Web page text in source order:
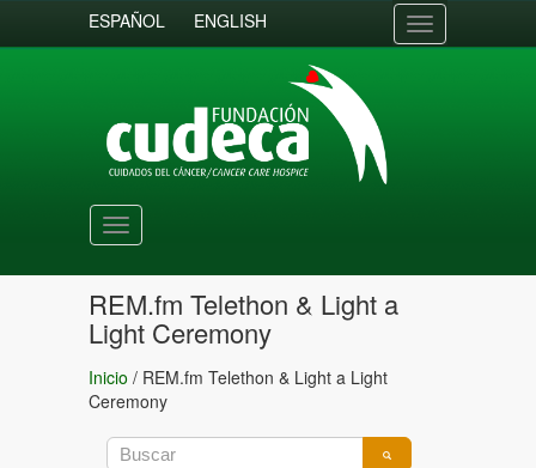
ESPAÑOL ENGLISH
Toggle
navigation
Toggle
navigation
REM.fm Telethon & Light a
Light Ceremony
Inicio / REM.fm Telethon & Light a Light
Ceremony